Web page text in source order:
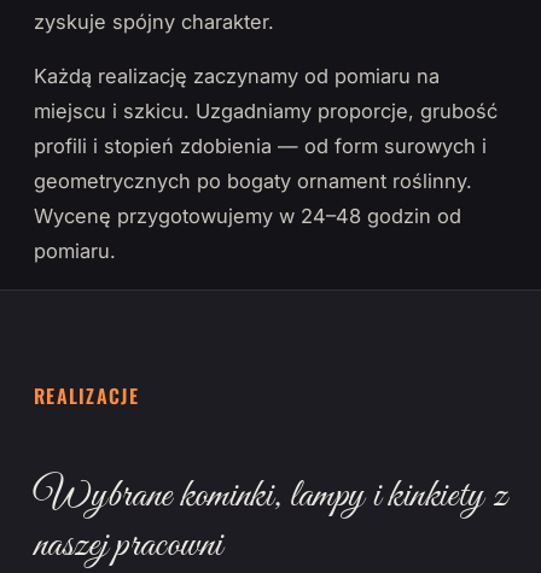
zyskuje spójny charakter.
Każdą realizację zaczynamy od pomiaru na
miejscu i szkicu. Uzgadniamy proporcje, grubość
profili i stopień zdobienia — od form surowych i
geometrycznych po bogaty ornament roślinny.
Wycenę przygotowujemy w 24–48 godzin od
pomiaru.
REALIZACJE
Wybrane kominki, lampy i kinkiety z
naszej pracowni